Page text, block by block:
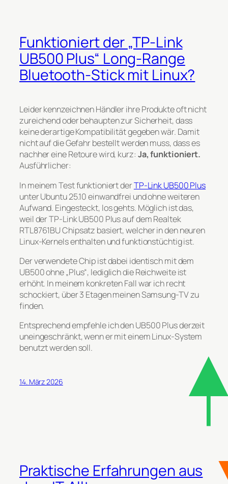
Funktioniert der „TP-Link
UB500 Plus“ Long-Range
Bluetooth-Stick mit Linux?
Leider kennzeichnen Händler ihre Produkte oft nicht
zureichend oder behaupten zur Sicherheit, dass
keine derartige Kompatibilität gegeben wär. Damit
nicht auf die Gefahr bestellt werden muss, dass es
nachher eine Retoure wird, kurz: Ja, funktioniert.
Ausführlicher:
In meinem Test funktioniert derTP-Link UB500 Plus
unter Ubuntu 25.10 einwandfrei und ohne weiteren
Aufwand. Eingesteckt, los gehts. Möglich ist das,
weil der TP-Link UB500 Plus auf dem Realtek
RTL8761BU Chipsatz basiert, welcher in den neuren
Linux-Kernels enthalten und funktionstüchtig ist.
Der verwendete Chip ist dabei identisch mit dem
UB500 ohne „Plus“, lediglich die Reichweite ist
erhöht. In meinem konkreten Fall war ich recht
schockiert, über 3 Etagen meinen Samsung-TV zu
finden.
Entsprechend empfehle ich den UB500 Plus derzeit
uneingeschränkt, wenn er mit einem Linux-System
benutzt werden soll.
14. März 2026
Praktische Erfahrungen aus